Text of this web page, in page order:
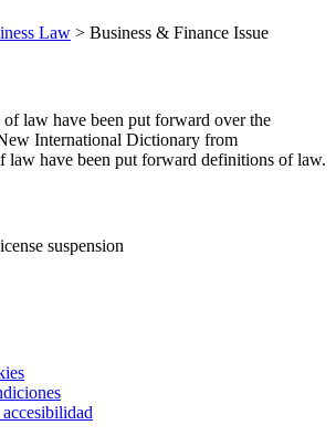
Law > Business & Finance Issue
law have been put forward over the
International Dictionary from
law have been put forward definitions of law.
suspension